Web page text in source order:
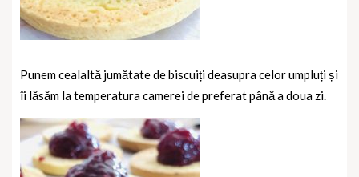
Punem cealaltă jumătate de biscuiți deasupra celor umpluți și
îi lăsăm la temperatura camerei de preferat până a doua zi.